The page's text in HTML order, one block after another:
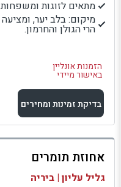
מתאים לזוגות ומשפחות
מיקום: בלב יער,
הרי הגולן והחרמון.
הזמנות אונליין
באישור מיידי
בדיקת זמינות ומחירים
למתחם זה
בדיקת זמינות ומחירים
אחוזת תומרים
גליל עליון | ביריה